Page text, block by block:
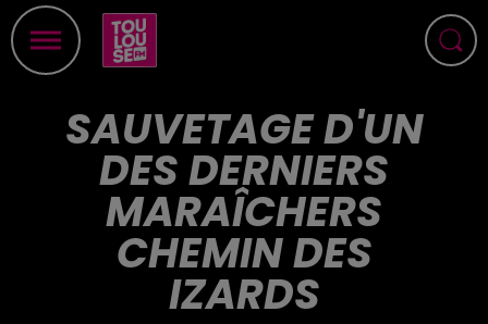
SAUVETAGE D'UN
DES DERNIERS
MARAÎCHERS
CHEMIN DES
IZARDS